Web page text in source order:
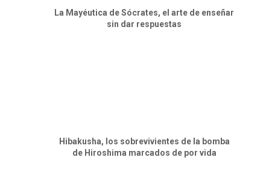
La Mayéutica de Sócrates, el arte de enseñar
sin dar respuestas
Hibakusha, los sobrevivientes de la bomba
de Hiroshima marcados de por vida